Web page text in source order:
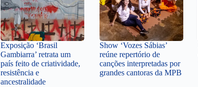
Exposição ‘Brasil
Gambiarra’ retrata um
país feito de criatividade,
resistência e
ancestralidade
Show ‘Vozes Sábias’
reúne repertório de
canções interpretadas por
grandes cantoras da MPB